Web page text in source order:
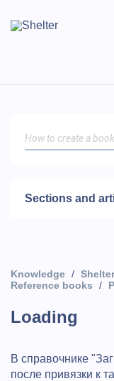
Sections and
Knowledge
Reference books
Loading
В справочнике
после привязки к